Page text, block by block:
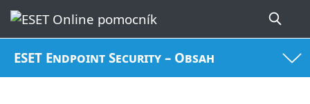
ESET Endpoint Security – Obsah